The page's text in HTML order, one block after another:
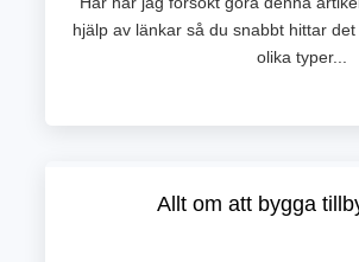
hjälp av länkar så du snabbt hittar
olika typer...
Allt om att bygga